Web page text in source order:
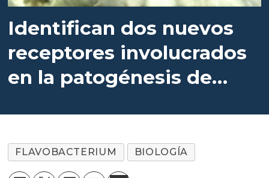
Identifican dos nuevos
receptores involucrados
en la patogénesis de
FLAVOBACTERIUM BIOLOGÍA